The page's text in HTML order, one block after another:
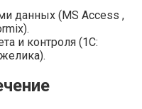
данных (MS Access ,
и контроля (1С: